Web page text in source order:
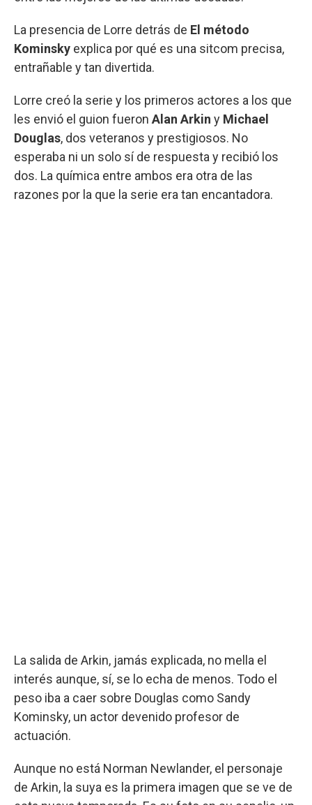
La presencia de Lorre detrás de El método
Kominsky explica por qué es una sitcom precisa,
entrañable y tan divertida.
Lorre creó la serie y los primeros actores a los que
les envió el guion fueron Alan Arkin y Michael
Douglas, dos veteranos y prestigiosos. No
esperaba ni un solo sí de respuesta y recibió los
dos. La química entre ambos era otra de las
razones por la que la serie era tan encantadora.
La salida de Arkin, jamás explicada, no mella el
interés aunque, sí, se lo echa de menos. Todo el
peso iba a caer sobre Douglas como Sandy
Kominsky, un actor devenido profesor de
actuación.
Aunque no está Norman Newlander, el personaje
de Arkin, la suya es la primera imagen que se ve de